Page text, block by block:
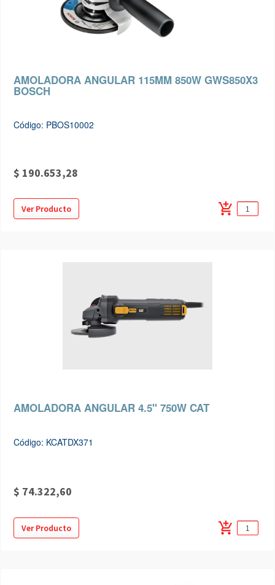
AMOLADORA ANGULAR 115MM 850W GWS850X3
BOSCH
Código: PBOS10002
$ 190.653,28
Ver Producto add_shopping_cart
AMOLADORA ANGULAR 4.5" 750W CAT
Código: KCATDX371
$ 74.322,60
Ver Producto add_shopping_cart